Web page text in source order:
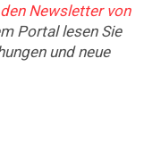
Newsletter von
Portal lesen Sie
und neue